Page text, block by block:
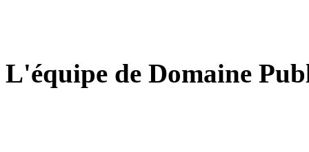
L'équipe de Domaine